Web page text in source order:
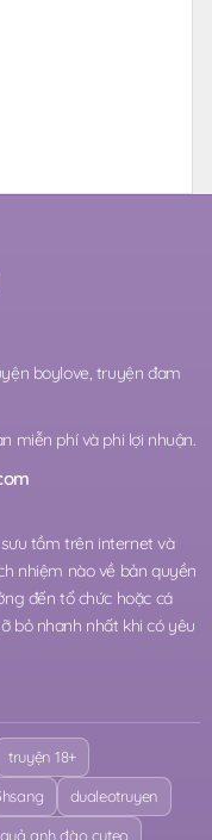
boylove, truyện đam
miễn phí và phi lợi nhuận.
tầm trên internet và
nhiệm nào về bản quyền
đến tổ chức hoặc cá
bỏ nhanh nhất khi có yêu
truyện 18+
dualeotruyen
quả anh đào cuteo